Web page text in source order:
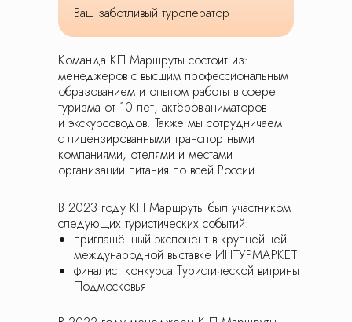
Команда КП Маршруты состоит из:
менеджеров с высшим профессиональным
образованием и опытом работы в сфере
туризма от 10 лет, актёров-аниматоров
и экскурсоводов. Также мы сотрудничаем
с лицензированными транспортными
компаниями, отелями и местами
организации питания по всей России.
Ваш заботливый туроператор
В 2023 году КП Маршруты был участником
следующих туристических событий:
приглашённый экспонент в крупнейшей
международной выставке ИНТУРМАРКЕТ
финалист конкурса Туристической витрины
Подмосковья
Подписывайтесь, будьте в курсе новинок
и получайте специальные предложения
первыми!
© Все права защищены. Копирование
материалов запрещено.
Контакты Новости Блог